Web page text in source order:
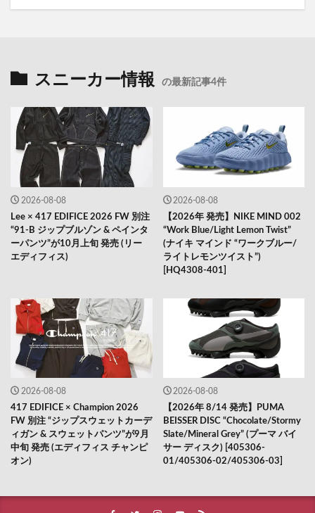
スニーカー情報 の最新記事4件
2026-08-08
Lee × 417 EDIFICE 2026 FW 別注
“91-B ジップブルゾン & ペインタ
ーパンツ”が10月上旬 発売 (リー
エディフィス)
2026-08-08
【2026年 発売】NIKE MIND 002
“Work Blue/Light Lemon Twist”
(ナイキ マインド “ワークブルー/
ライトレモンツイスト”)
[HQ4308-401]
2026-08-08
417 EDIFICE × Champion 2026
FW 別注 “ジップスウェットカーデ
ィガン & スウェットパンツ”が9月
中旬 発売 (エディフィス チャンピ
オン)
2026-08-08
【2026年 8/14 発売】PUMA
BEISSER DISC “Chocolate/Stormy
Slate/Mineral Grey” (プーマ バイ
サー ディスク) [405306-
01/405306-02/405306-03]